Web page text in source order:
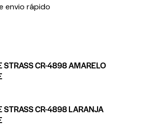
envio rápido
STRASS CR-4898 AMARELO
STRASS CR-4898 LARANJA